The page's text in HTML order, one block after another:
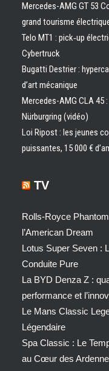
Mercedes-AMG GT 53
grand tourisme
Telo MT1 : pick‑up
Cybertruck
Bugatti Destrier :
d’art mécanique
Mercedes-AMG CLA 45
Nürburgring (vidéo)
Loi Ripost : les jeunes
puissantes, 15 000 €
TV
Rolls-Royce
l’American Dream
Lotus Super Seven :
Conduite Pure
La BYD Denza Z :
performance et
Le Mans Classic
Légendaire
Spa Classic : Le
au Cœur des